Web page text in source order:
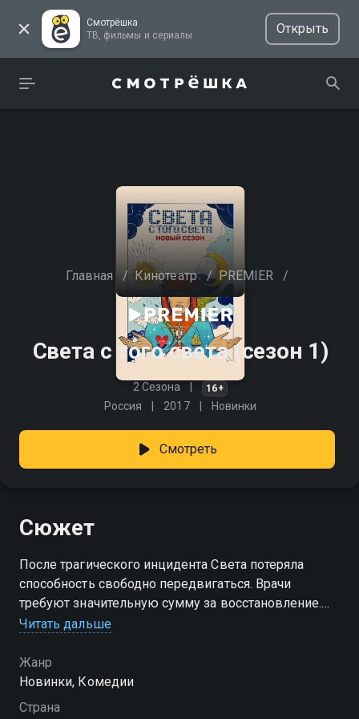
Смотрёшка
ТВ, фильмы и сериалы
Открыть
Главная / Кинотеатр / PREMIER /
Света с того света (сезон 1)
2 Сезона 16+
Россия 2017 Новинки
Смотреть
Сюжет
После трагического инцидента Света потеряла
способность свободно передвигаться. Врачи
требуют значительную сумму за восстановление.
Как же суметь накопить средства, оставаясь
хитроумный план! Виртуальное пространство
становится её ареной, где она, выдавая себя за
мага-биоэнерготерапевта Светозару, предоставляет
Читать дальше
Жанр
Новинки, Комедии
Страна